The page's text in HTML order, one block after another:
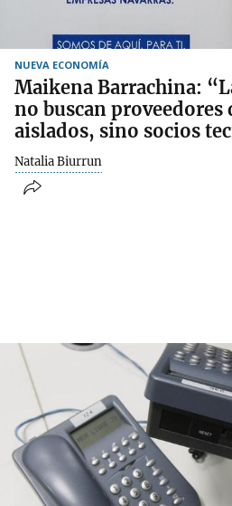
NUEVA ECONOMÍA
Maikena Barrachina:
no buscan proveedores
aislados, sino socios
Natalia Biurrun